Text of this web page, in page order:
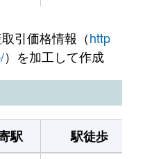
徒歩45分
京都)
徒歩19分
京都)
徒歩1時間45分
京都)
徒歩1時間45分
引価格情報（http
）を加工して作成
駅
駅徒歩